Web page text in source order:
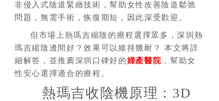
非侵入式陰道緊緻技術，幫助女性改善陰道鬆弛
問題，無需手術，恢復期短，因此深受歡迎。
但市場上熱瑪吉縮陰的療程選擇眾多，深圳熱
瑪吉縮陰邊間好？效果可以維持幾耐？ 本文將詳
細解答，並推薦深圳口碑好的婦產醫院 ，幫助女
性安心選擇適合的療程。
熱瑪吉收陰機原理：3D